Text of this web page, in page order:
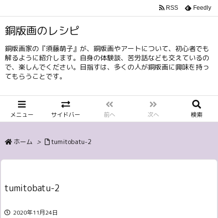
銅版画のレシピ
銅版画家の『須藤萌子』が、銅版画やアートについて、初心者でも
解るように紹介します。自身の体験談、苦労話なども交えているの
で、楽しんでください。目指すは、多くの人が銅版画に興味を持っ
てもらうことです。
メニュー サイドバー 前へ 次へ 検索
RSS Feedly
ホーム > tumitobatu-2
tumitobatu-2
2020年11月24日